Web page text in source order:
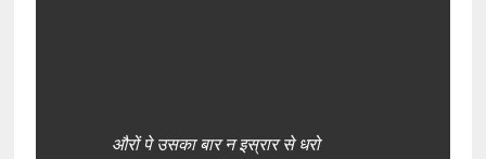
औरों पे उसका बार न इस्रार से धरो